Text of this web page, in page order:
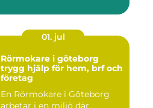
01. jul
Rörmokare i göteborg
trygg hjälp för hem, brf och
företag
En Rörmokare i Göteborg
arbetar i en miljö där